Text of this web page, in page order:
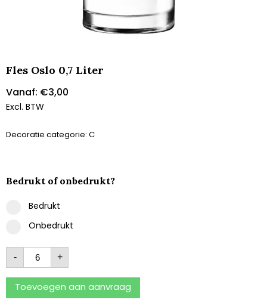
Fles Oslo 0,7 Liter
Vanaf: €3,00
Excl. BTW
Decoratie categorie: C
Bedrukt of onbedrukt?
Bedrukt
Onbedrukt
- +
Toevoegen aan aanvraag